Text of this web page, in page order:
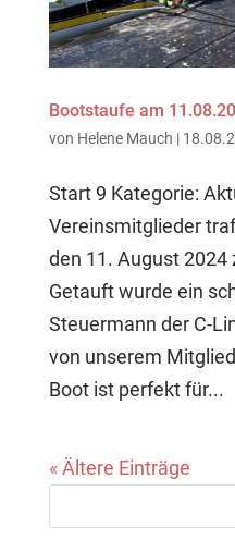
Bootstaufe am
von Helene Mauch |
Start 9 Kategorie:
Vereinsmitglieder
den 11. August
Getauft wurde ein
Steuermann der C-
von unserem
Boot ist perfekt für...
« Ältere Einträge